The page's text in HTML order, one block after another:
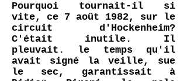
Pourquoi tournait-il si
vite, ce 7 août 1982, sur le
circuit d'Hockenheim?
C'était inutile. Il
pleuvait. le temps qu'il
avait signé la veille, sue
le sec, garantissait à